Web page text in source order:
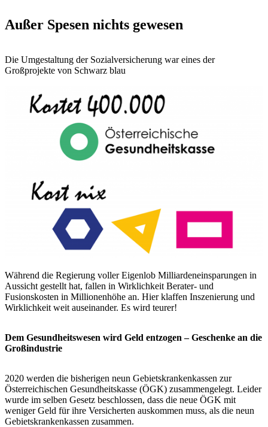
Außer Spesen nichts gewesen
Die Umgestaltung der Sozialversicherung war eines der
Großprojekte von Schwarz blau
Während die Regierung voller Eigenlob Milliardeneinsparungen in
Aussicht gestellt hat, fallen in Wirklichkeit Berater- und
Fusionskosten in Millionenhöhe an. Hier klaffen Inszenierung und
Wirklichkeit weit auseinander. Es wird teurer!
Dem Gesundheitswesen wird Geld entzogen – Geschenke an die
Großindustrie
2020 werden die bisherigen neun Gebietskrankenkassen zur
Österreichischen Gesundheitskasse (ÖGK) zusammengelegt. Leider
wurde im selben Gesetz beschlossen, dass die neue ÖGK mit
weniger Geld für ihre Versicherten auskommen muss, als die neun
Gebietskrankenkassen zusammen.